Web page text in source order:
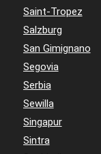
Saint-Tropez
Salzburg
San Gimignano
Segovia
Serbia
Sewilla
Singapur
Sintra